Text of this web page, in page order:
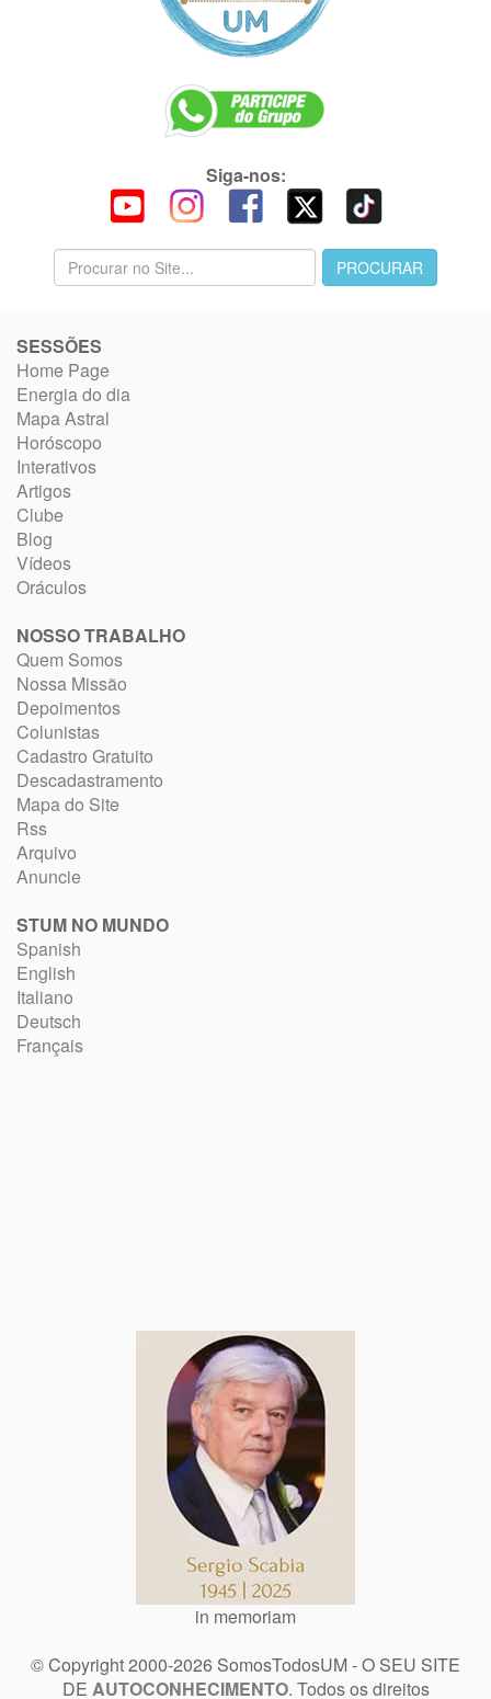
Siga-nos:
SESSÕES
Home Page
Energia do dia
Mapa Astral
Horóscopo
Interativos
Artigos
Clube
Blog
Vídeos
Oráculos
NOSSO TRABALHO
Quem Somos
Nossa Missão
Depoimentos
Colunistas
Cadastro Gratuito
Descadastramento
Mapa do Site
Rss
Arquivo
Anuncie
STUM NO MUNDO
Spanish
English
Italiano
Deutsch
Français
in memoriam
© Copyright 2000-2026 SomosTodosUM - O SEU SITE
DE AUTOCONHECIMENTO. Todos os direitos